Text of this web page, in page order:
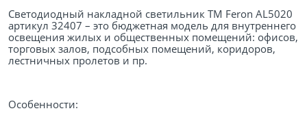
Светодиодный накладной светильник ТМ Feron AL5020
артикул 32407 – это бюджетная модель для внутреннего
освещения жилых и общественных помещений: офисов,
торговых залов, подсобных помещений, коридоров,
лестничных пролетов и пр.
Особенности: